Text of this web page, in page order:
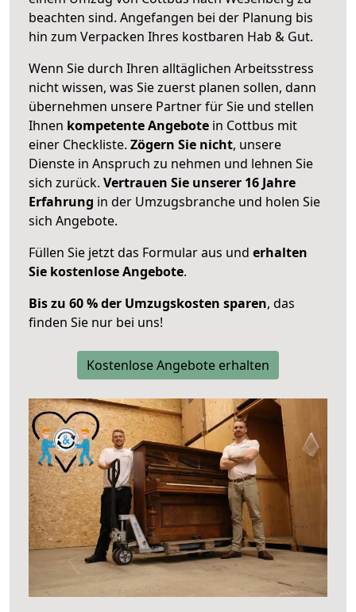
beachten sind. Angefangen bei der Planung bis
hin zum Verpacken Ihres kostbaren Hab & Gut.
Wenn Sie durch Ihren alltäglichen Arbeitsstress
nicht wissen, was Sie zuerst planen sollen, dann
übernehmen unsere Partner für Sie und stellen
Ihnen kompetente Angebote in Cottbus mit
einer Checkliste. Zögern Sie nicht, unsere
Dienste in Anspruch zu nehmen und lehnen Sie
sich zurück. Vertrauen Sie unserer 16 Jahre
Erfahrung in der Umzugsbranche und holen Sie
sich Angebote.
Füllen Sie jetzt das Formular aus und erhalten
Sie kostenlose Angebote.
Bis zu 60 % der Umzugskosten sparen, das
finden Sie nur bei uns!
Kostenlose Angebote erhalten